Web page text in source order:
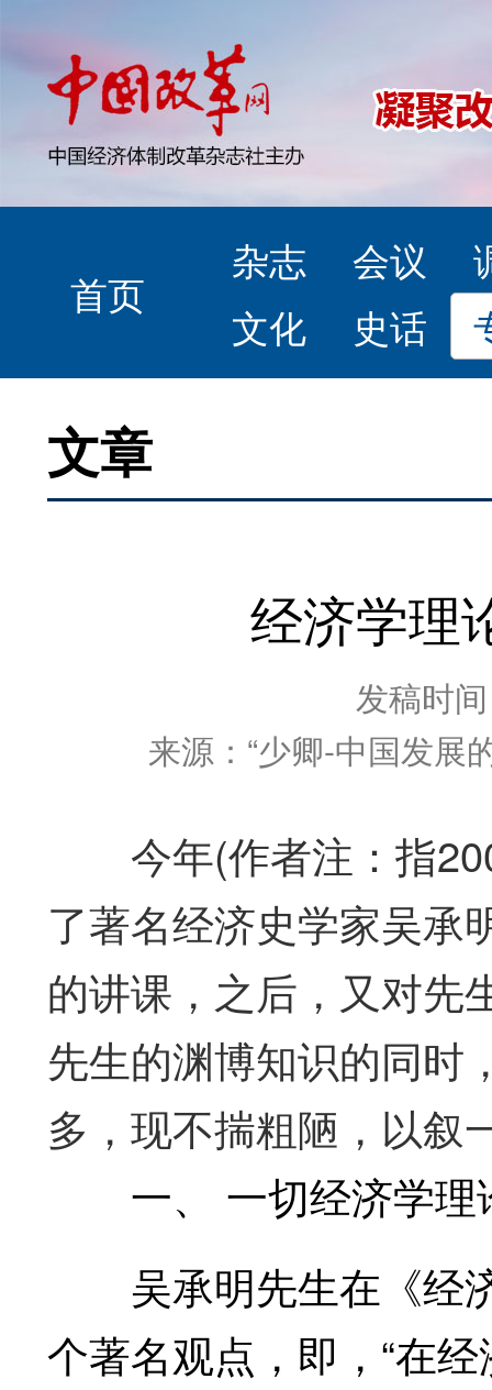
首页
杂志 会议
文化
史话
文章
经济学理
发稿时
来源：“少卿-中国发展
今年(作者注：指
了著名经济史学家吴承
的讲课，之后，又对先
先生的渊博知识的同时
多，现不揣粗陋，以叙
一、 一切经济学理
吴承明先生在《经
个著名观点，即，“在